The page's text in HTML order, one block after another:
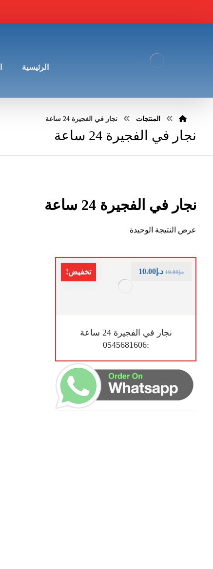
الرئيسية
المنتجات نجار في الفجيرة 24 ساعة
نجار في الفجيرة 24 ساعة
نجار في الفجيرة 24 ساعة
عرض النتيجة الوحيدة
تخفيض!
نجار في الفجيرة 24 ساعة
:0545681606
د.إ19.00 د.إ 10.00